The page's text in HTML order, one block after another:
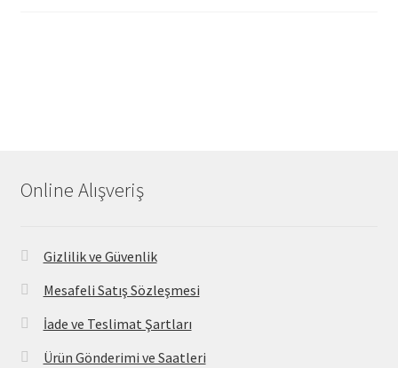
Online Alışveriş
Gizlilik ve Güvenlik
Mesafeli Satış Sözleşmesi
İade ve Teslimat Şartları
Ürün Gönderimi ve Saatleri